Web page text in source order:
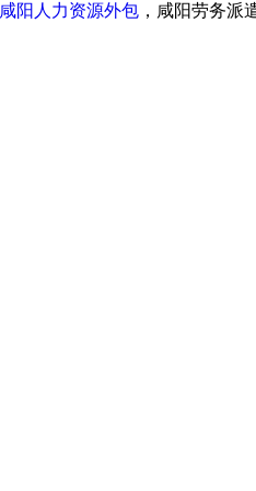
咸阳人力资源外包 ，咸阳劳务派